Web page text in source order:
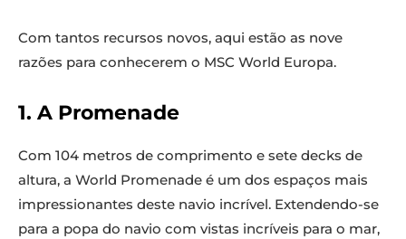
Com tantos recursos novos, aqui estão as nove
razões para conhecerem o MSC World Europa.
1. A Promenade
Com 104 metros de comprimento e sete decks de
altura, a World Promenade é um dos espaços mais
impressionantes deste navio incrível. Extendendo-se
para a popa do navio com vistas incríveis para o mar,